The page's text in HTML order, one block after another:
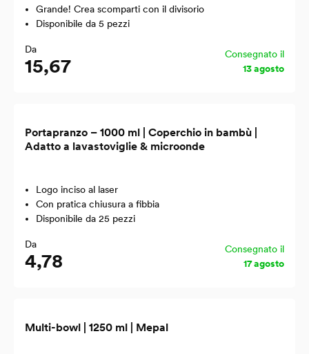
Grande! Crea scomparti con il divisorio
Disponibile da 5 pezzi
Da
15,67
Consegnato il
13 agosto
Portapranzo – 1000 ml | Coperchio in bambù |
Adatto a lavastoviglie & microonde
Logo inciso al laser
Con pratica chiusura a fibbia
Disponibile da 25 pezzi
Da
4,78
Consegnato il
17 agosto
Multi-bowl | 1250 ml | Mepal